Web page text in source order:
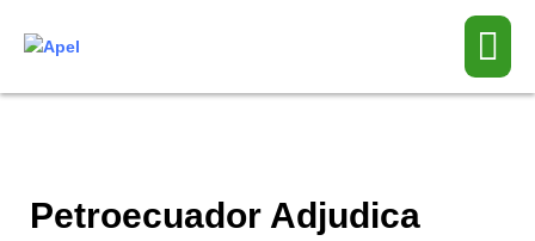
Petroecuador Adjudica